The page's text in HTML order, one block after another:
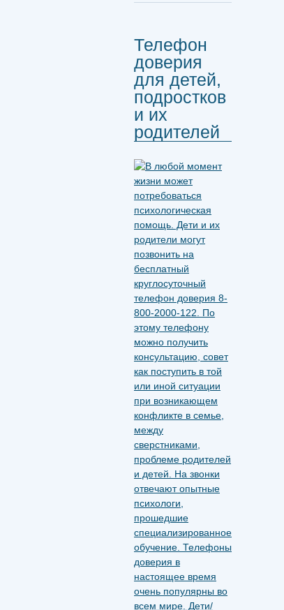
Телефон
доверия
для детей,
подростков
и их
родителей